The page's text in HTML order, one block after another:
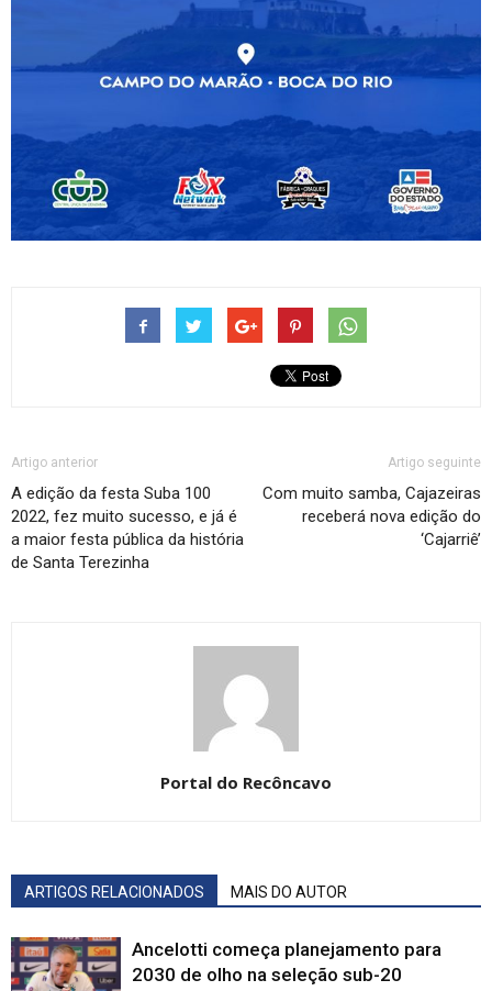
Artigo anterior
A edição da festa Suba 100
2022, fez muito sucesso, e já é
a maior festa pública da história
de Santa Terezinha
Artigo seguinte
Com muito samba, Cajazeiras
receberá nova edição do
‘Cajarriê’
Portal do Recôncavo
ARTIGOS RELACIONADOS MAIS DO AUTOR
Ancelotti começa planejamento para
2030 de olho na seleção sub-20